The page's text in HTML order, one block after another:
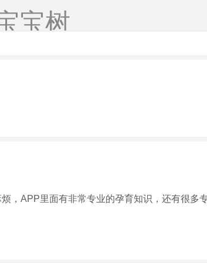
宝树
，APP里面有非常专业的孕育知识，还有很